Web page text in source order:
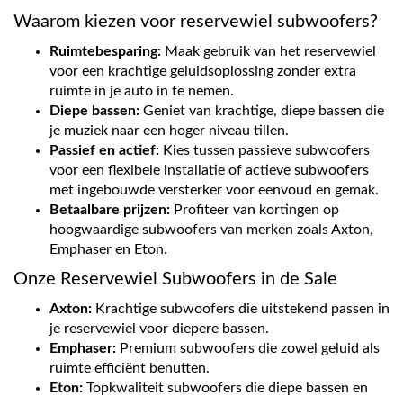
Waarom kiezen voor reservewiel subwoofers?
Ruimtebesparing: Maak gebruik van het reservewiel
voor een krachtige geluidsoplossing zonder extra
ruimte in je auto in te nemen.
Diepe bassen: Geniet van krachtige, diepe bassen die
je muziek naar een hoger niveau tillen.
Passief en actief: Kies tussen passieve subwoofers
voor een flexibele installatie of actieve subwoofers
met ingebouwde versterker voor eenvoud en gemak.
Betaalbare prijzen: Profiteer van kortingen op
hoogwaardige subwoofers van merken zoals Axton,
Emphaser en Eton.
Onze Reservewiel Subwoofers in de Sale
Axton: Krachtige subwoofers die uitstekend passen in
je reservewiel voor diepere bassen.
Emphaser: Premium subwoofers die zowel geluid als
ruimte efficiënt benutten.
Eton: Topkwaliteit subwoofers die diepe bassen en